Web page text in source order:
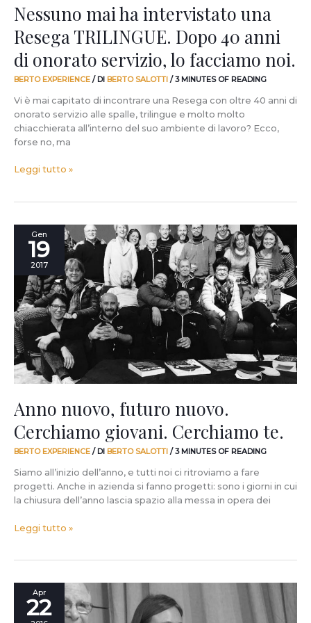
Nessuno mai ha intervistato una
Resega TRILINGUE. Dopo 40 anni
di onorato servizio, lo facciamo noi.
BERTO EXPERIENCE / DI BERTO SALOTTI /3 MINUTES OF READING
Vi è mai capitato di incontrare una Resega con oltre 40 anni di
onorato servizio alle spalle, trilingue e molto molto
chiacchierata all’interno del suo ambiente di lavoro? Ecco,
forse no, ma
lo
facciamo
noi.
Leggi tutto »
Gen
19
2017
Anno nuovo, futuro nuovo.
Cerchiamo giovani. Cerchiamo te.
BERTO EXPERIENCE / DI BERTO SALOTTI /3 MINUTES OF READING
Siamo all’inizio dell’anno, e tutti noi ci ritroviamo a fare
progetti. Anche in azienda si fanno progetti: sono i giorni in cui
la chiusura dell’anno lascia spazio alla messa in opera dei
Anno
nuovo,
futuro
Cerchiamo
giovani.
Cerchiamo
te.
Leggi tutto »
Apr
22
ottime
ragioni